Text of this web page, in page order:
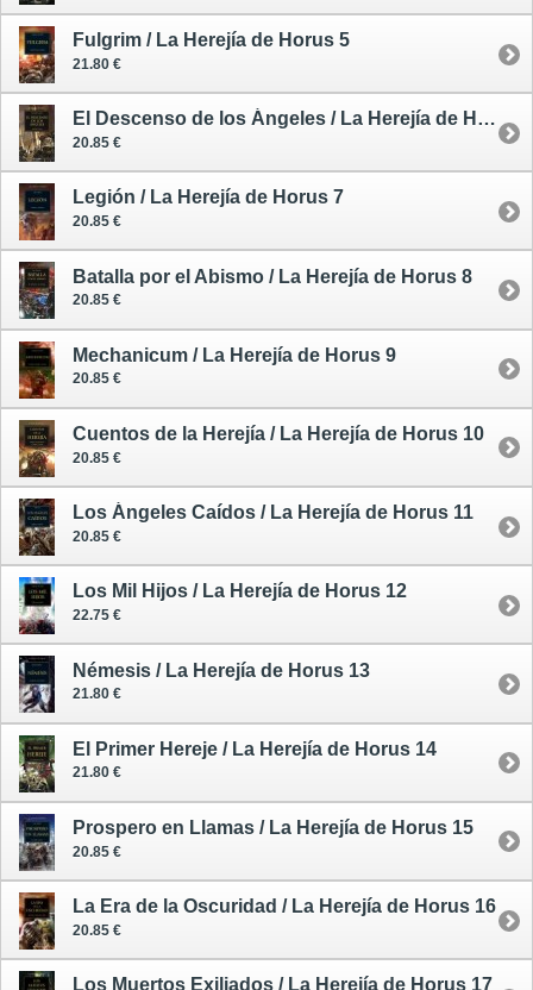
Fulgrim / La Herejía de Horus 5
21.80 €
El Descenso de los Ángeles / La Herejía de Horus 6
20.85 €
Legión / La Herejía de Horus 7
20.85 €
Batalla por el Abismo / La Herejía de Horus 8
20.85 €
Mechanicum / La Herejía de Horus 9
20.85 €
Cuentos de la Herejía / La Herejía de Horus 10
20.85 €
Los Ángeles Caídos / La Herejía de Horus 11
20.85 €
Los Mil Hijos / La Herejía de Horus 12
22.75 €
Némesis / La Herejía de Horus 13
21.80 €
El Primer Hereje / La Herejía de Horus 14
21.80 €
Prospero en Llamas / La Herejía de Horus 15
20.85 €
La Era de la Oscuridad / La Herejía de Horus 16
20.85 €
Los Muertos Exiliados / La Herejía de Horus 17